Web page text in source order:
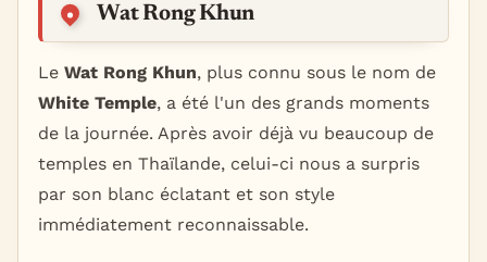
Wat Rong Khun
Le Wat Rong Khun, plus connu sous le nom de
White Temple, a été l'un des grands moments
de la journée. Après avoir déjà vu beaucoup de
temples en Thaïlande, celui-ci nous a surpris
par son blanc éclatant et son style
immédiatement reconnaissable.